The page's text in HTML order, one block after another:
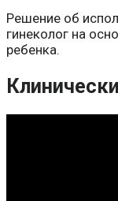
Решение об
гинеколог на
ребенка.